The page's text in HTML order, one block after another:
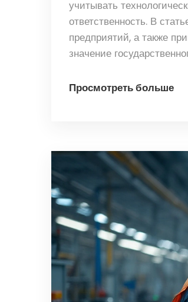
учитывать
ответственность. В
предприятий, а также
значение
Просмотреть больше